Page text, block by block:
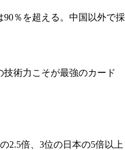
％を超える。中国以外で採
術力こそが最強のカード
2.5倍、3位の日本の5倍以上